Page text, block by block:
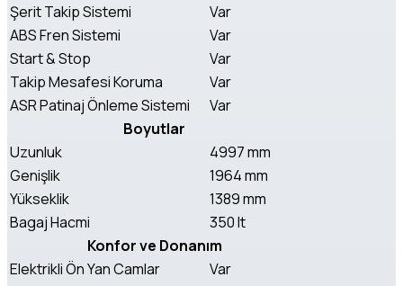
Şerit Takip Sistemi
Var
ABS Fren Sistemi
Var
Start & Stop
Var
Takip Mesafesi Koruma
Var
ASR Patinaj Önleme Sistemi
Var
Boyutlar
Uzunluk
4997 mm
Genişlik
1964 mm
Yükseklik
1389 mm
Bagaj Hacmi
350 lt
Konfor ve Donanım
Elektrikli Ön Yan Camlar
Var